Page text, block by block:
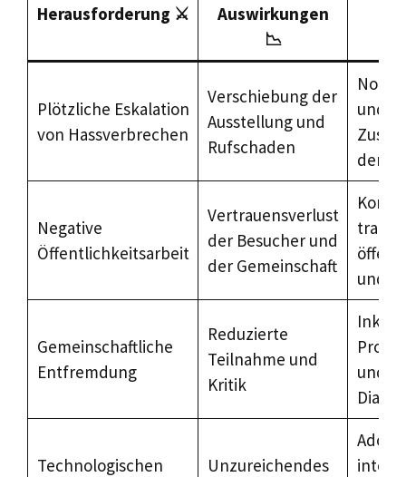
Herausforderung ⚔️
Auswirkungen
📉
Plötzliche Eskalation
von Hassverbrechen
Verschiebung der
Ausstellung und
Rufschaden
und
der
Negative
Öffentlichkeitsarbeit
Vertrauensverlust
der Besucher und
der Gemeinschaft
und
Gemeinschaftliche
Entfremdung
Reduzierte
Teilnahme und
Kritik
und
Dialog
Technologischen
Unzureichendes